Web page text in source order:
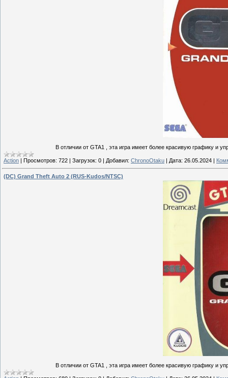
В отличии от GTA1 , эта игра имеет более красивую графику и
Action Просмотров: 722 Загрузок: 0 Добавил: ChronoOtaku Дата: 26.05.2024
(DC) Grand Theft Auto 2 (RUS-Kudos/NTSC)
В отличии от GTA1 , эта игра имеет более красивую графику и